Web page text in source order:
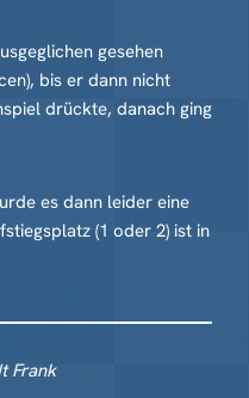
gesehen
bis er dann nicht
drückte, danach ging
es dann leider eine
(1 oder 2) ist in
Frank